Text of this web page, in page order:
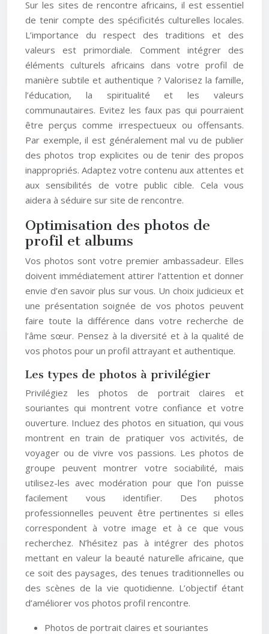
Sur les sites de rencontre africains, il est essentiel
de tenir compte des spécificités culturelles locales.
L’importance du respect des traditions et des
valeurs est primordiale. Comment intégrer des
éléments culturels africains dans votre profil de
manière subtile et authentique ? Valorisez la famille,
l’éducation, la spiritualité et les valeurs
communautaires. Evitez les faux pas qui pourraient
être perçus comme irrespectueux ou offensants.
Par exemple, il est généralement mal vu de publier
des photos trop explicites ou de tenir des propos
inappropriés. Adaptez votre contenu aux attentes et
aux sensibilités de votre public cible. Cela vous
aidera à séduire sur site de rencontre.
Optimisation des photos de
profil et albums
Vos photos sont votre premier ambassadeur. Elles
doivent immédiatement attirer l’attention et donner
envie d’en savoir plus sur vous. Un choix judicieux et
une présentation soignée de vos photos peuvent
faire toute la différence dans votre recherche de
l’âme sœur. Pensez à la diversité et à la qualité de
vos photos pour un profil attrayant et authentique.
Les types de photos à privilégier
Privilégiez les photos de portrait claires et
souriantes qui montrent votre confiance et votre
ouverture. Incluez des photos en situation, qui vous
montrent en train de pratiquer vos activités, de
voyager ou de vivre vos passions. Les photos de
groupe peuvent montrer votre sociabilité, mais
utilisez-les avec modération pour que l’on puisse
facilement vous identifier. Des photos
professionnelles peuvent être pertinentes si elles
correspondent à votre image et à ce que vous
recherchez. N’hésitez pas à intégrer des photos
mettant en valeur la beauté naturelle africaine, que
ce soit des paysages, des tenues traditionnelles ou
des scènes de la vie quotidienne. L’objectif étant
d’améliorer vos photos profil rencontre.
Photos de portrait claires et souriantes